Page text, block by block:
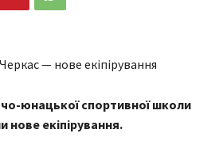
юнацької спортивної школи
нове екіпірування.